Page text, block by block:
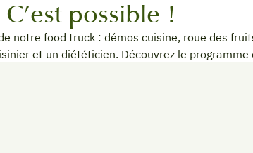
possible !
notre food truck : démos cuisine, roue des
et un diététicien. Découvrez le programme